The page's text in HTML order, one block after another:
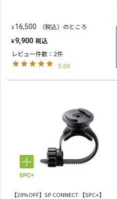
¥ 16,500 （税込）のところ
¥ 9,900 税込
レビュー件数：2件
5.00
【20％OFF】SP CONNECT 【SPC+】